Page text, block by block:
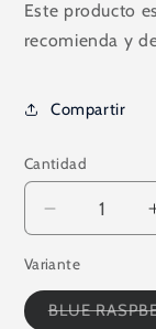
Este producto
recomienda y
Compartir
Cantidad
Reducir
cantidad
para
AMINO
OCTANE
Variante
BLUE